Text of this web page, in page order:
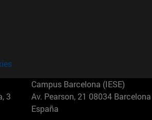
3
Campus Barcelona (IESE)
Av. Pearson, 21 08034 Barcelona
España